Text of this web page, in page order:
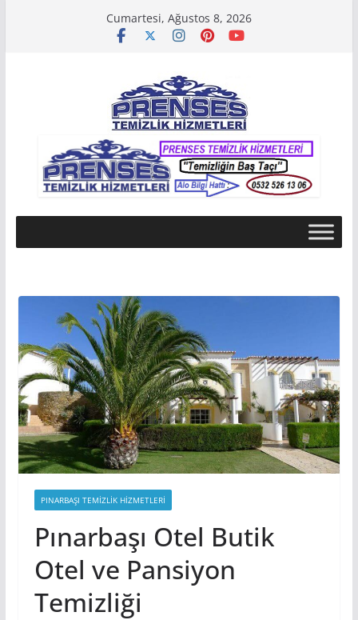
Cumartesi, Ağustos 8, 2026
PINARBAŞI TEMIZLIK HIZMETLERI
Pınarbaşı Otel Butik
Otel ve Pansiyon
Temizliği